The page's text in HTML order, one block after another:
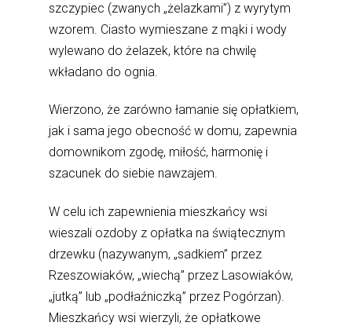
szczypiec (zwanych „żelazkami”) z wyrytym
wzorem. Ciasto wymieszane z mąki i wody
wylewano do żelazek, które na chwilę
wkładano do ognia.
Wierzono, że zarówno łamanie się opłatkiem,
jak i sama jego obecność w domu, zapewnia
domownikom zgodę, miłość, harmonię i
szacunek do siebie nawzajem.
W celu ich zapewnienia mieszkańcy wsi
wieszali ozdoby z opłatka na świątecznym
drzewku (nazywanym, „sadkiem” przez
Rzeszowiaków, „wiechą” przez Lasowiaków,
„jutką” lub „podłaźniczką” przez Pogórzan).
Mieszkańcy wsi wierzyli, że opłatkowe